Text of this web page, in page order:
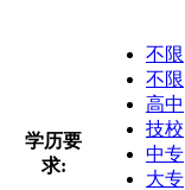
学历要
求:
不限
不限
高中
技校
中专
大专